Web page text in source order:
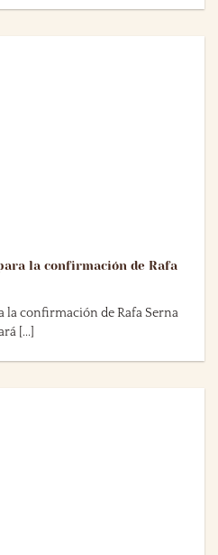
la confirmación de Rafa
la confirmación de Rafa Serna
[...]